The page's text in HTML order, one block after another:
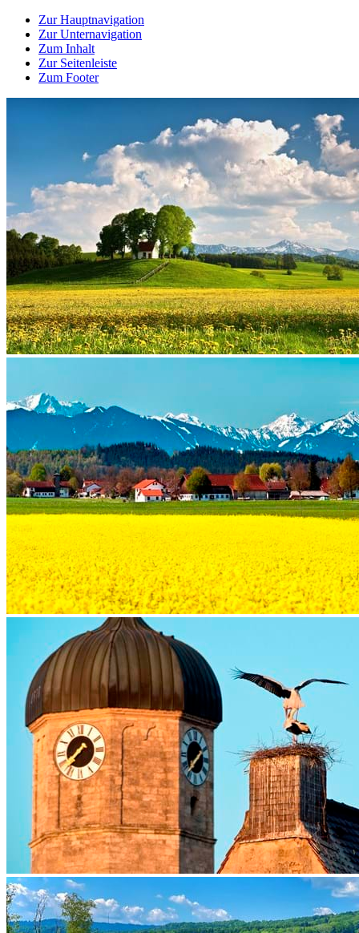
Zur Hauptnavigation
Zur Unternavigation
Zum Inhalt
Zur Seitenleiste
Zum Footer